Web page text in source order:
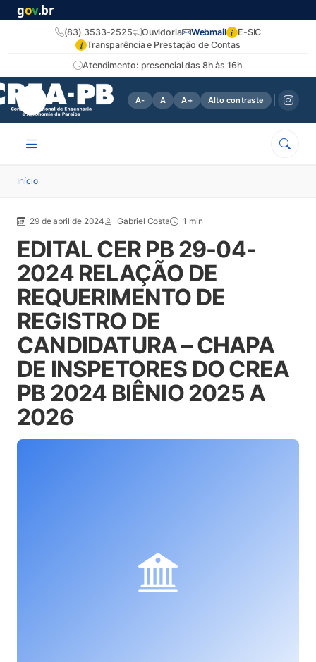
gov.br
Atendimento: presencial das 8h às 16h
(83) 3533-2525 Ouvidoria Webmail i E-SIC
i Transparência e Prestação de Contas
A- A A+ Alto contraste
Início
29 de abril de 2024 Gabriel Costa 1 min
EDITAL CER PB 29-04-
2024 RELAÇÃO DE
REQUERIMENTO DE
REGISTRO DE
CANDIDATURA – CHAPA
DE INSPETORES DO CREA
PB 2024 BIÊNIO 2025 A
2026